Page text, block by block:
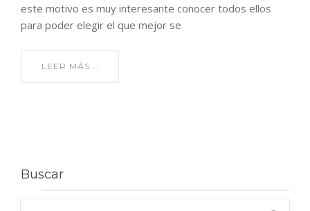
este motivo es muy interesante conocer todos ellos
para poder elegir el que mejor se
LEER MÁS...
Buscar